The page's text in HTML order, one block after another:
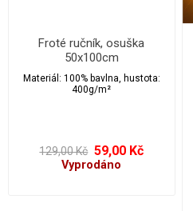
Froté ručník, osuška
50x100cm
Materiál: 100% bavlna, hustota:
400g/m²
129,00 Kč 59,00 Kč
Vyprodáno